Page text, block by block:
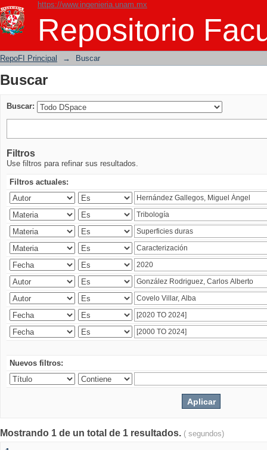
https://www.ingenieria.unam.mx
Repositorio
Buscar
RepoFI Principal → Buscar
Buscar
Buscar:
Filtros
Use filtros para refinar sus resultados.
Filtros actuales:
Nuevos filtros:
Mostrando 1 de un total de 1 resultados. ( segundos)